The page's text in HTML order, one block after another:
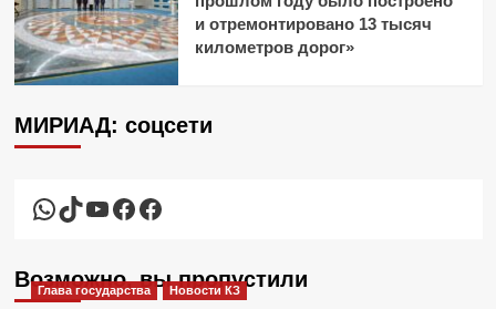
и отремонтировано 13 тысяч
километров дорог»
МИРИАД: соцсети
WhatsApp
TikTok
YouTube
Facebook
Facebook
Возможно, вы пропустили
Глава государства Новости КЗ